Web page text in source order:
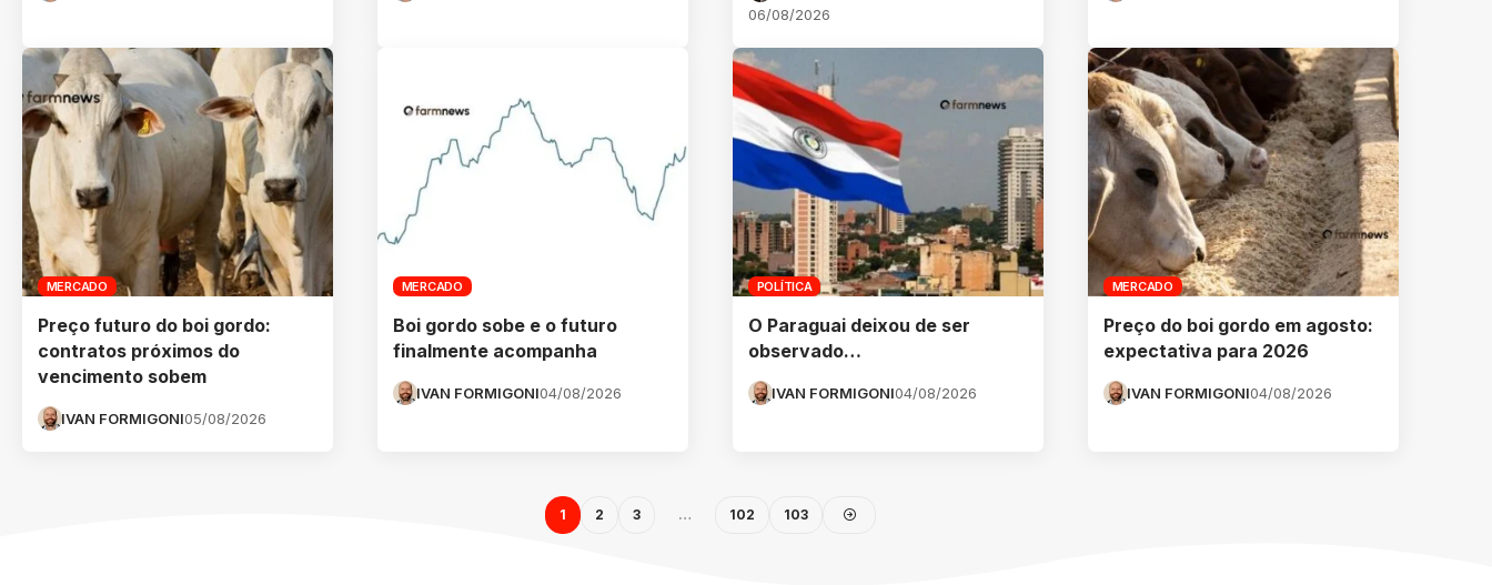
06/08/2026
MERCADO
Preço futuro do boi gordo:
contratos próximos do
vencimento sobem
IVAN FORMIGONI05/08/2026
MERCADO
Boi gordo sobe e o futuro
finalmente acompanha
IVAN FORMIGONI04/08/2026
POLÍTICA
O Paraguai deixou de ser
observado…
IVAN FORMIGONI04/08/2026
MERCADO
Preço do boi gordo em agosto:
expectativa para 2026
IVAN FORMIGONI04/08/2026
1 2 3 … 102 103